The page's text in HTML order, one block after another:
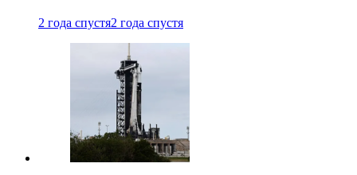
2 года спустя2 года спустя